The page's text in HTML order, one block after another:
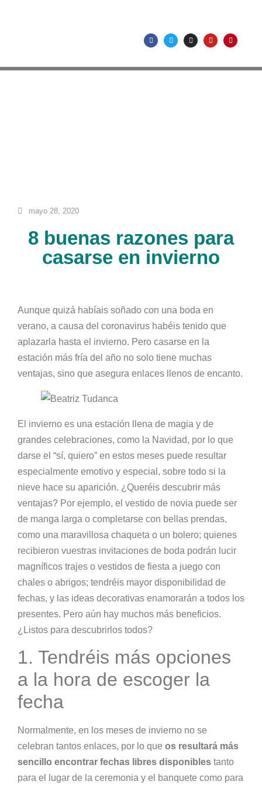
mayo 28, 2020
8 buenas razones para
casarse en invierno
Aunque quizá habíais soñado con una boda en
verano, a causa del coronavirus habéis tenido que
aplazarla hasta el invierno. Pero casarse en la
estación más fría del año no solo tiene muchas
ventajas, sino que asegura enlaces llenos de encanto.
El invierno es una estación llena de magia y de
grandes celebraciones, como la Navidad, por lo que
darse el “sí, quiero” en estos meses puede resultar
especialmente emotivo y especial, sobre todo si la
nieve hace su aparición. ¿Queréis descubrir más
ventajas? Por ejemplo, el vestido de novia puede ser
de manga larga o completarse con bellas prendas,
como una maravillosa chaqueta o un bolero; quienes
recibieron vuestras invitaciones de boda podrán lucir
magníficos trajes o vestidos de fiesta a juego con
chales o abrigos; tendréis mayor disponibilidad de
fechas, y las ideas decorativas enamorarán a todos los
presentes. Pero aún hay muchos más beneficios.
¿Listos para descubrirlos todos?
1. Tendréis más opciones
a la hora de escoger la
fecha
Normalmente, en los meses de invierno no se
celebran tantos enlaces, por lo que os resultará más
sencillo encontrar fechas libres disponibles tanto
para el lugar de la ceremonia y el banquete como para